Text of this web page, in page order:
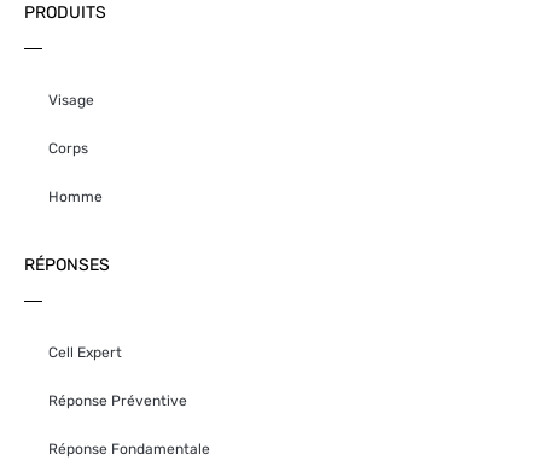
PRODUITS
Visage
Corps
Homme
RÉPONSES
Cell Expert
Réponse Préventive
Réponse Fondamentale